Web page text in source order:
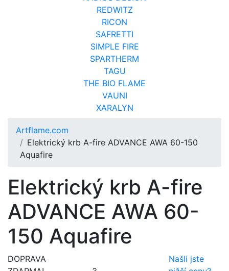
REDWITZ
RICON
SAFRETTI
SIMPLE FIRE
SPARTHERM
TAGU
THE BIO FLAME
VAUNI
XARALYN
Artflame.com
Elektrický krb A-fire ADVANCE AWA 60-150
Aquafire
Elektrický krb A-fire
ADVANCE AWA 60-
150 Aquafire
DOPRAVA
Našli jste